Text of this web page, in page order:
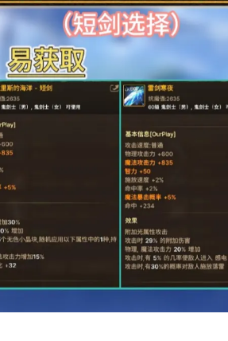
。DNF手游的用户协议明确规定，禁
法律诉讼。因此，在考虑通过游戏装